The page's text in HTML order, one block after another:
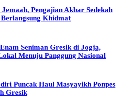
Jemaah, Pengajian Akbar Sedekah
Khidmat
Seniman Gresik di Jogja,
Menuju Panggung Nasional
Puncak Haul Masyayikh Ponpes
Gresik